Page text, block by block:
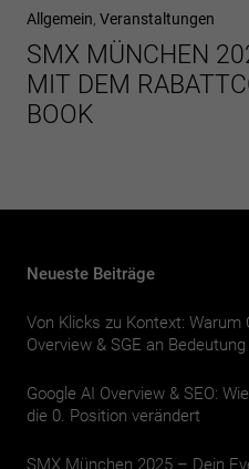
Nächster
Beitrag
Allgemein Veranstaltungen
SMX MÜNCHEN
MIT DEM
BOOK
Neueste Beiträge
Von Klicks zu Kontext: Warum
Overview & SGE an
Google AI Overview & SEO:
die 0. Position verändert
SMX München 2025 – Dein